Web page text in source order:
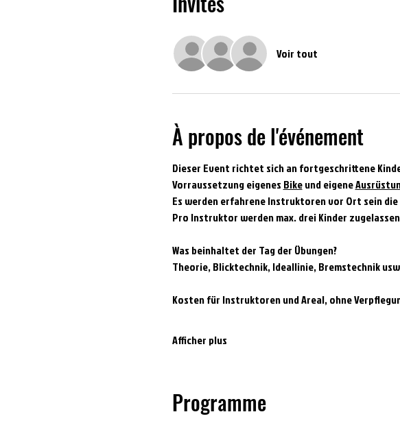
Voir tout
À propos de l'événement
Dieser Event richtet sich an fortgeschrittene
Vorraussetzung eigenes Bike und eigene
Es werden erfahrene Instruktoren vor Ort sein die
Pro Instruktor werden max. drei Kinder
Was beinhaltet der Tag der Übungen?
Theorie, Blicktechnik, Ideallinie, Bremstechnik
Kosten für Instruktoren und Areal, ohne
Afficher plus
Programme